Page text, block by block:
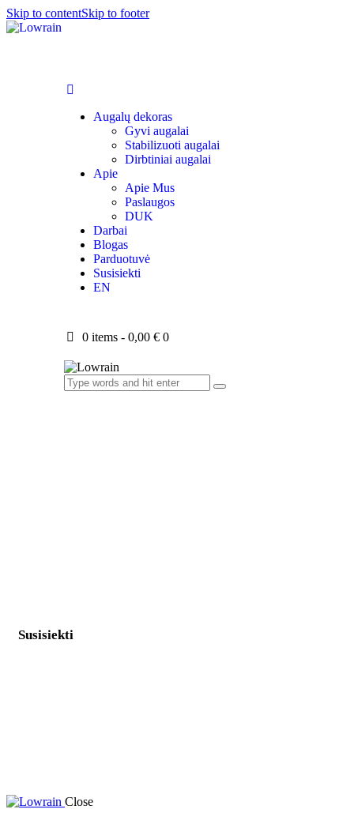
Skip to contentSkip to footer
Augalų dekoras
Gyvi augalai
Stabilizuoti augalai
Dirbtiniai augalai
Apie
Apie Mus
Paslaugos
DUK
Darbai
Blogas
Parduotuvė
Susisiekti
EN
0 items - 0,00 € 0
Susisiekti
Close